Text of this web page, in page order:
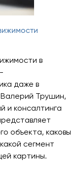
в
даже в
Трушин,
и консалтинга
объекта, каковы
сегмент
картины.